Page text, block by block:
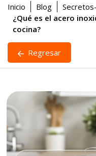
Inicio Blog
¿Qué es el acero
cocina?
Regresar